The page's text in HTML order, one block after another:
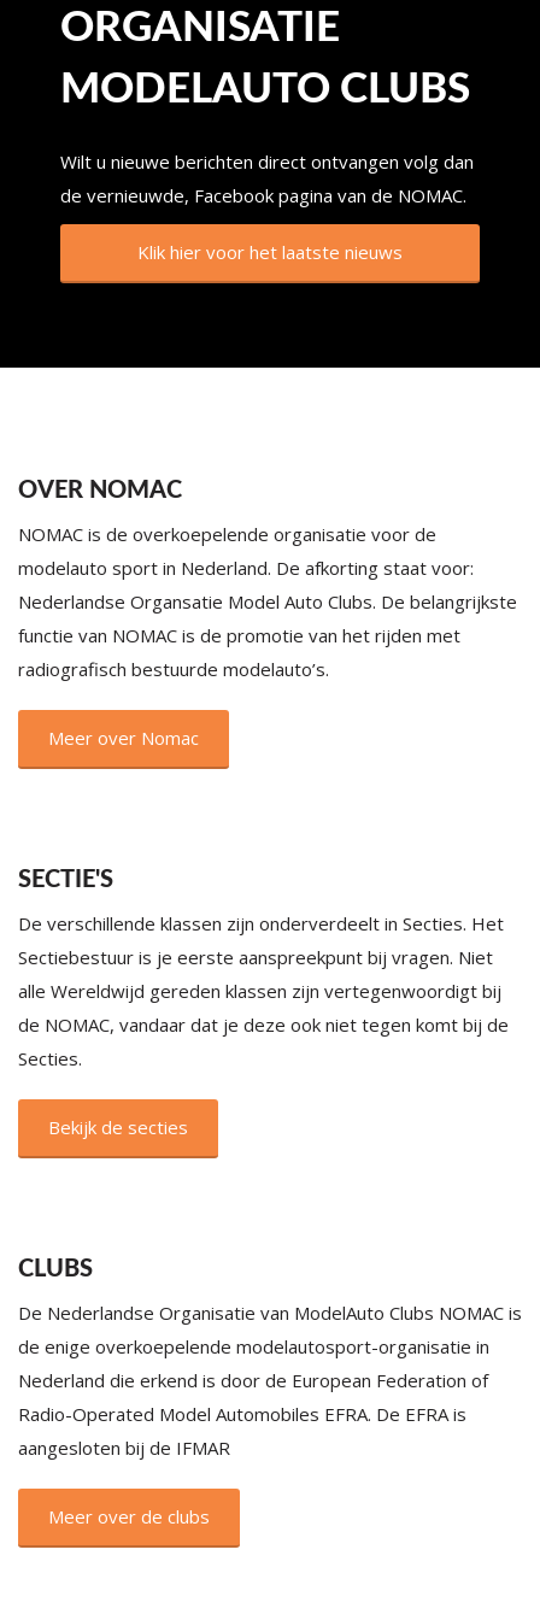
ORGANISATIE
MODELAUTO CLUBS
Wilt u nieuwe berichten direct ontvangen volg dan
de vernieuwde, Facebook pagina van de NOMAC.
Klik hier voor het laatste nieuws
OVER NOMAC
NOMAC is de overkoepelende organisatie voor de
modelauto sport in Nederland. De afkorting staat voor:
Nederlandse Organsatie Model Auto Clubs. De belangrijkste
functie van NOMAC is de promotie van het rijden met
radiografisch bestuurde modelauto’s.
Meer over Nomac
SECTIE'S
De verschillende klassen zijn onderverdeelt in Secties. Het
Sectiebestuur is je eerste aanspreekpunt bij vragen. Niet
alle Wereldwijd gereden klassen zijn vertegenwoordigt bij
de NOMAC, vandaar dat je deze ook niet tegen komt bij de
Secties.
Bekijk de secties
CLUBS
De Nederlandse Organisatie van ModelAuto Clubs NOMAC is
de enige overkoepelende modelautosport-organisatie in
Nederland die erkend is door de European Federation of
Radio-Operated Model Automobiles EFRA. De EFRA is
aangesloten bij de IFMAR
Meer over de clubs